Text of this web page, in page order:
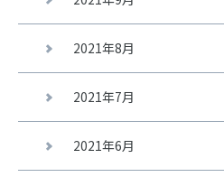
2021年8月
2021年7月
2021年6月